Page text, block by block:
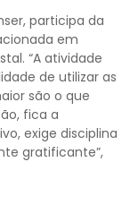
participa da
em
“A atividade
de utilizar as
são o que
fica a
exige disciplina
gratificante”,